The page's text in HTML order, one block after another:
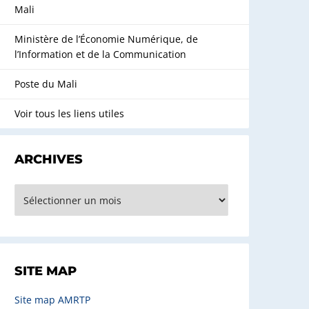
Mali
Ministère de l’Économie Numérique, de
l’Information et de la Communication
Poste du Mali
Voir tous les liens utiles
ARCHIVES
SITE MAP
Site map AMRTP